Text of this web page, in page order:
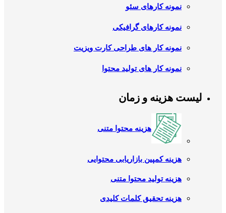
نمونه کارهای سئو
نمونه کارهای گرافیکی
نمونه کار های طراحی کارت ویزیت
نمونه کار های تولید محتوا
لیست هزینه و زمان
هزینه محتوا متنی
هزینه کمپین بازاریابی محتوایی
هزینه تولید محتوا متنی
هزینه تحقیق کلمات کلیدی